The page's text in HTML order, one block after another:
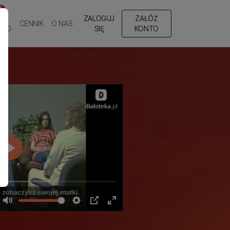
CENNIK O NAS
ZALOGUJ
SIĘ
ZAŁÓŻ
KONTO